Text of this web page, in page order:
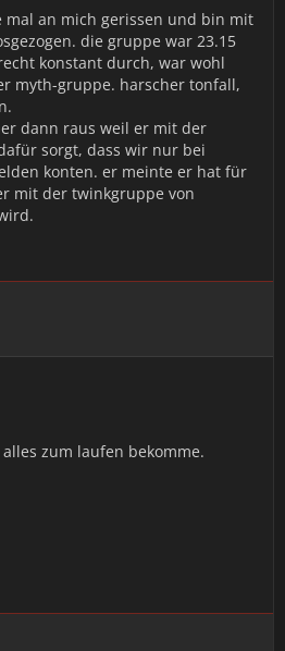
an mich gerissen und bin mit
die gruppe war 23.15
konstant durch, war wohl
myth-gruppe. harscher tonfall,
dann raus weil er mit der
sorgt, dass wir nur bei
konten. er meinte er hat für
mit der twinkgruppe von
zum laufen bekomme.